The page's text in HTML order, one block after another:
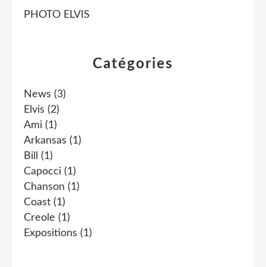
Catégories
News (3)
Elvis (2)
Ami (1)
Arkansas (1)
Bill
(1)
Capocci (1)
Chanson (1)
Coast (1)
Creole (1)
Expositions (1)
PHOTO ELVIS